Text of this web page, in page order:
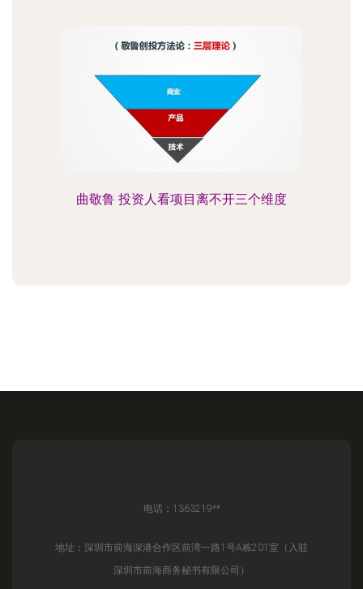
曲敬鲁 投资人看项目离不开三个维度
电话：1363219**
地址：深圳市前海深港合作区前湾一路1号A栋201室（入驻
深圳市前海商务秘书有限公司）